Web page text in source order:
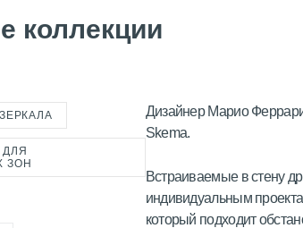
коллекции
ЗОН
Дизайнер Марио
Skema.
Встраиваемые в стену
индивидуальным
который подходит